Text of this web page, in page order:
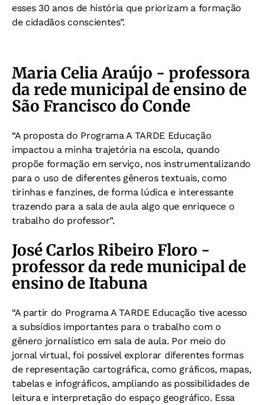
esses 30 anos de história que priorizam a formação
de cidadãos conscientes”.
Maria Celia Araújo - professora
da rede municipal de ensino de
São Francisco do Conde
“A proposta do Programa A TARDE Educação
impactou a minha trajetória na escola, quando
propõe formação em serviço, nos instrumentalizando
para o uso de diferentes gêneros textuais, como
tirinhas e fanzines, de forma lúdica e interessante
trazendo para a sala de aula algo que enriquece o
trabalho do professor”.
José Carlos Ribeiro Floro -
professor da rede municipal de
ensino de Itabuna
“A partir do Programa A TARDE Educação tive acesso
a subsídios importantes para o trabalho com o
gênero jornalístico em sala de aula. Por meio do
jornal virtual, foi possível explorar diferentes formas
de representação cartográfica, como gráficos, mapas,
tabelas e infográficos, ampliando as possibilidades de
leitura e interpretação do espaço geográfico. Essa